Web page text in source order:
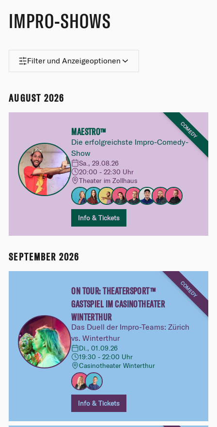
IMPRO-SHOWS
Filter und Anzeigeoptionen
AUGUST 2026
COMEDY
MAESTRO™
Die erfolgreichste Impro-Comedy-
Show
Sa., 29.08.26
20:00 - 22:30 Uhr
Theater im Zollhaus
Info & Tickets
SEPTEMBER 2026
COMEDY
ON TOUR: THEATERSPORT™
GASTSPIEL IM CASINOTHEATER
WINTERTHUR
Das Duell der Impro-Teams: Zürich
vs. Winterthur
Di., 01.09.26
19:30 - 22:00 Uhr
Casinotheater Winterthur
Info & Tickets